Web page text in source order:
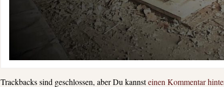
Trackbacks sind geschlossen, aber Du kannsteinen Kommentar